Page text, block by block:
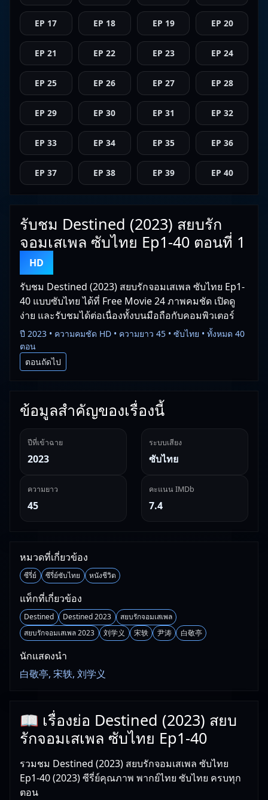
EP 17 EP 18 EP 19 EP 20
EP 21 EP 22 EP 23 EP 24
EP 25 EP 26 EP 27 EP 28
EP 29 EP 30 EP 31 EP 32
EP 33 EP 34 EP 35 EP 36
EP 37 EP 38 EP 39 EP 40
รับชม Destined (2023) สยบรัก
จอมเสเพล ซับไทย Ep1-40 ตอนที่ 1
HD
รับชม Destined (2023) สยบรักจอมเสเพล ซับไทย Ep1-
40 แบบซับไทย ได้ที่ Free Movie 24 ภาพคมชัด เปิดดู
ง่าย และรับชมได้ต่อเนื่องทั้งบนมือถือกับคอมพิวเตอร์
ปี 2023 • ความคมชัด HD • ความยาว 45 • ซับไทย • ทั้งหมด 40
ตอน
ตอนถัดไป
ข้อมูลสำคัญของเรื่องนี้
ปีที่เข้าฉาย
2023
ระบบเสียง
ซับไทย
ความยาว
45
คะแนน IMDb
7.4
หมวดที่เกี่ยวข้อง
ซีรี่ย์ ซีรี่ย์ซับไทย หนังชีวิต
แท็กที่เกี่ยวข้อง
Destined Destined 2023
สยบรักจอมเสเพล
สยบรักจอมเสเพล 2023
刘学义 宋轶 尹涛 白敬亭
นักแสดงนำ
白敬亭, 宋轶, 刘学义
📖 เรื่องย่อ Destined (2023) สยบ
รักจอมเสเพล ซับไทย Ep1-40
รวมชม Destined (2023) สยบรักจอมเสเพล ซับไทย
Ep1-40 (2023) ซีรี่ย์คุณภาพ พากย์ไทย ซับไทย ครบทุก
ตอน